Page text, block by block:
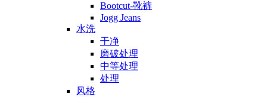
Bootcut-靴裤
Jogg Jeans
水洗
干净
磨破处理
中等处理
处理
风格